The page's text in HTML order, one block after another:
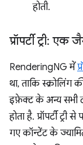
होती.
प्रॉपर्टी ट्री: एक
RenderingNG में
था, ताकि स्क्रोलिंग
इफ़ेक्ट के अन्य सभी
होता है. प्रॉपर्टी
गए कॉन्टेंट के